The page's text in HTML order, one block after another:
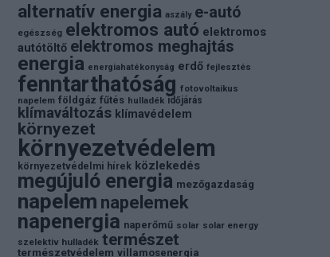
alternatív energia aszály e-autó
egészség elektromos autó elektromos
autótöltő elektromos meghajtás
energia energiahatékonyság erdő fejlesztés
fenntarthatóság fotovoltaikus
napelem földgáz fűtés hulladék időjárás
klímaváltozás klímavédelem
környezet
környezetvédelem
környezetvédelmi hírek közlekedés
megújuló energia mezőgazdaság
napelem napelemek
napenergia naperőmű solar solar energy
szelektiv hulladék természet
természetvédelem villamosenergia